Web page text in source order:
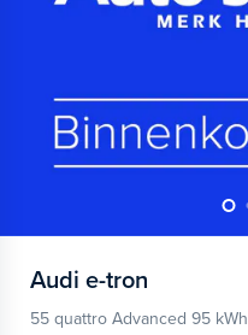
Audi e-tron
55 quattro Advanced 95 kWh